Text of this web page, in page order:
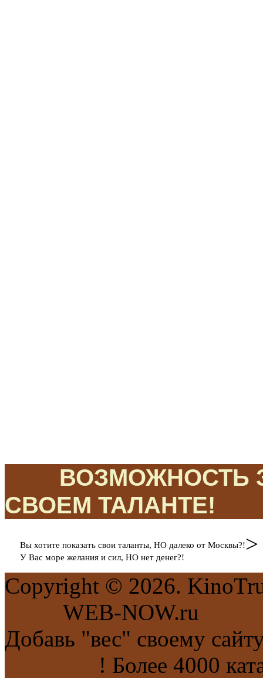
ВОЗМОЖНОСТЬ
СВОЕМ ТАЛАНТЕ!
Вы хотите показать свои таланты, НО далеко от Москвы?!
У Вас море желания и сил, НО нет денег?!
>
Copyright © 2026.
WEB-NOW.ru
Добавь "вес" своему
! Более 4000